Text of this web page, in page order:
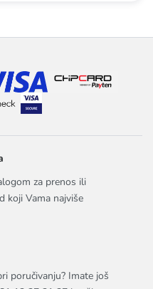
za prenos ili
koji Vama najviše
poručivanju? Imate još